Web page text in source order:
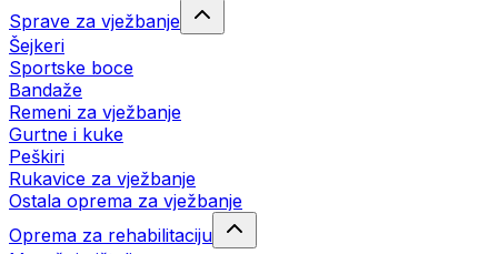
Sprave za vježbanje
Šejkeri
Sportske boce
Bandaže
Remeni za vježbanje
Gurtne i kuke
Peškiri
Rukavice za vježbanje
Ostala oprema za vježbanje
Oprema za rehabilitaciju